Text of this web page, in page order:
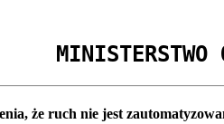
MINISTERSTWO
że ruch nie jest